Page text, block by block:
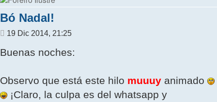
Bó Nadal!
Mensaje
19 Dic 2014, 21:25
Buenas noches:
Observo que está este hilo muuuy animado
¡Claro, la culpa es del whatsapp y